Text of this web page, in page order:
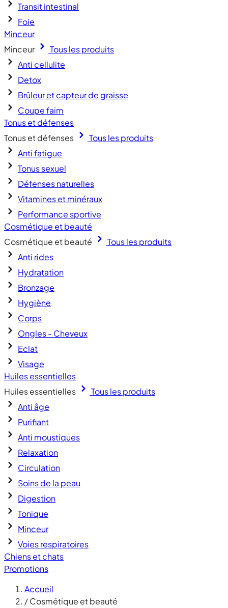
Transit intestinal
Foie
Minceur
Minceur
Tous les produits
Anti cellulite
Detox
Brûleur et capteur de graisse
Coupe faim
Tonus et défenses
Tonus et défenses
Tous les produits
Anti fatigue
Tonus sexuel
Défenses naturelles
Vitamines et minéraux
Performance sportive
Cosmétique et beauté
Cosmétique et beauté
Tous les produits
Anti rides
Hydratation
Bronzage
Hygiène
Corps
Ongles - Cheveux
Eclat
Visage
Huiles essentielles
Huiles essentielles
Tous les produits
Anti âge
Purifiant
Anti moustiques
Relaxation
Circulation
Soins de la peau
Digestion
Tonique
Minceur
Voies respiratoires
Chiens et chats
Promotions
Accueil
/Cosmétique et beauté